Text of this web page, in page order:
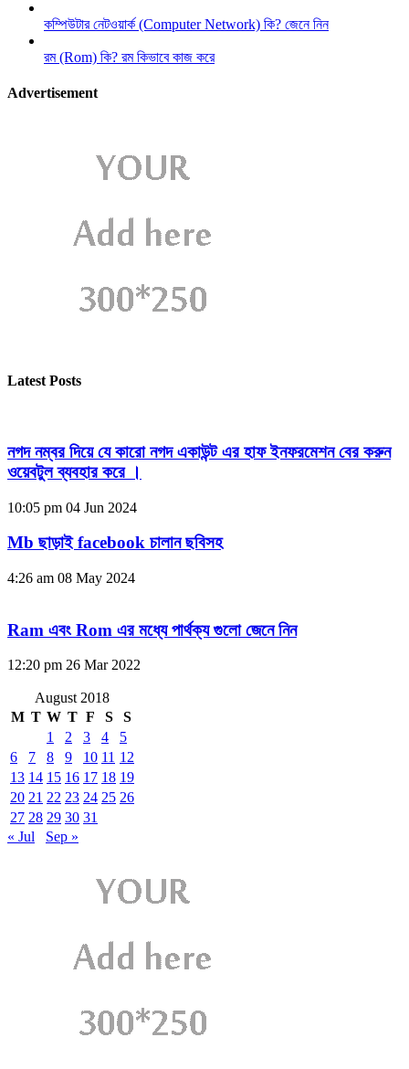
কম্পিউটার নেটওয়ার্ক (Computer Network) কি? জেনে নিন
রম (Rom) কি? রম কিভাবে কাজ করে
Advertisement
Latest Posts
নগদ নম্বর দিয়ে যে কারো নগদ একাউন্ট এর হাফ ইনফরমেশন বের করুন
ওয়েবটুল ব্যবহার করে ।
10:05 pm 04 Jun 2024
Mb ছাড়াই facebook চালান ছবিসহ
4:26 am 08 May 2024
Ram এবং Rom এর মধ্যে পার্থক্য গুলো জেনে নিন
12:20 pm 26 Mar 2022
August 2018
M T W T F S
S
1
2 3 4
5
6
7 8 9 10 11 12
13 14 15 16 17 18 19
20 21 22 23 24 25 26
27 28 29 30 31
« Jul
Sep »